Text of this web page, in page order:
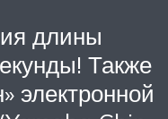
длины
Также
электронной